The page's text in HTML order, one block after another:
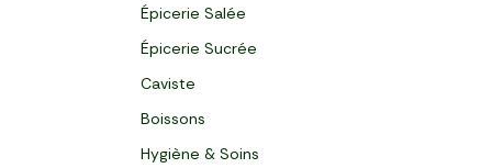
Épicerie Salée
Épicerie Sucrée
Caviste
Boissons
Hygiène & Soins